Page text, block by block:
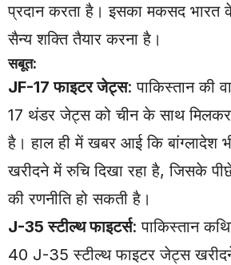
प्रदान करता है। इसका मकसद
सैन्य शक्ति तैयार करना है।
सबूत:
JF-17 फाइटर जेट्स: पाकिस्तान की
17 थंडर जेट्स को चीन के साथ मिलकर
है। हाल ही में खबर आई कि बांग्लादेश
खरीदने में रुचि दिखा रहा है, जिसके
की रणनीति हो सकती है।
J-35 स्टील्थ फाइटर्स: पाकिस्तान
40 J-35 स्टील्थ फाइटर जेट्स खरीदने